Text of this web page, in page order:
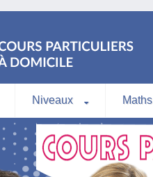
Niveaux Maths